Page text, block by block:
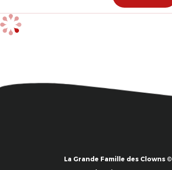
La Grande Famille des Clowns ©